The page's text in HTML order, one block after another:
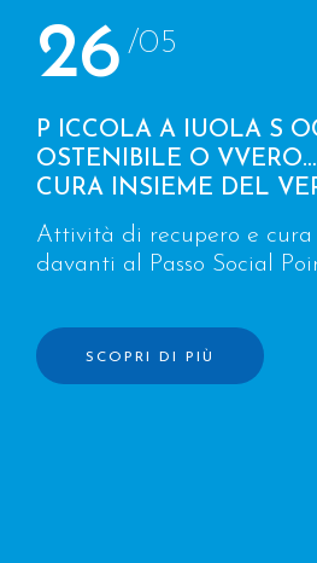
26 /05
P ICCOLA A IUOLA S
OSTENIBILE O
CURA INSIEME DEL
Attività di recupero e
davanti al Passo Social
SCOPRI DI PIÙ